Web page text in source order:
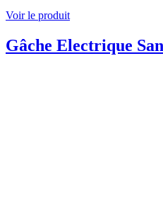
Voir le produit
Gâche Electrique